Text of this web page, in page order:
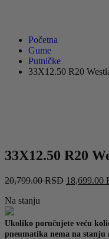
Početna
Gume
Putničke
33X12.50 R20
33X12.50 R20
20,799.00RSD Originalna
20,799.00
18,699.00
Na stanju
Ukoliko poručujete veću
pneumatika nema na